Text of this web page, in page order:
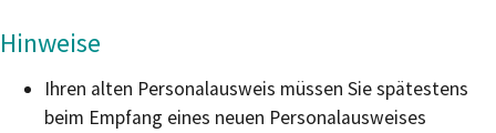
Hinweise
Ihren alten Personalausweis müssen Sie spätestens
beim Empfang eines neuen Personalausweises